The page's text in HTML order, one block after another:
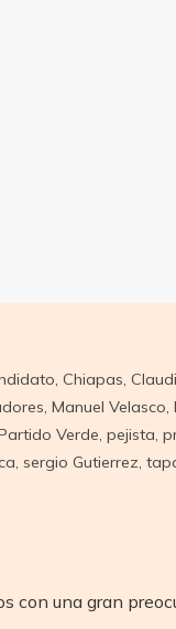
, Chiapas,
, Manuel Velasco,
Verde, pejista,
, sergio Gutierrez,
con una gran